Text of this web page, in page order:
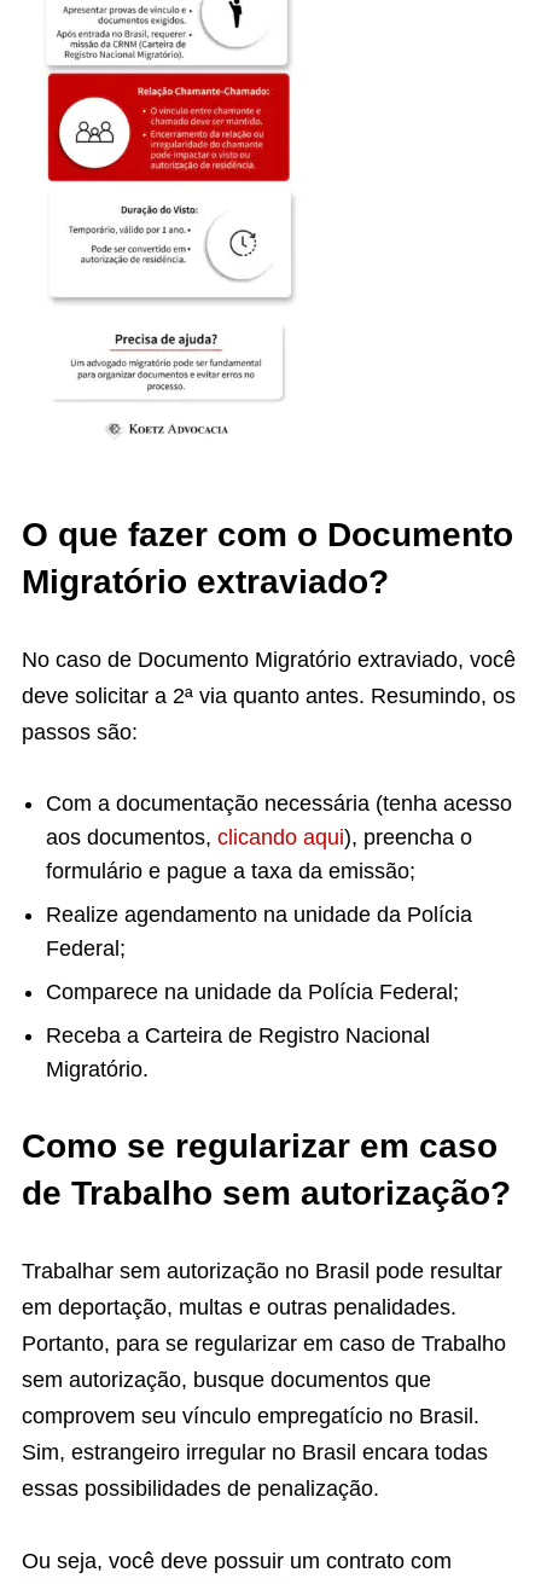
O que fazer com o Documento
Migratório extraviado?
No caso de Documento Migratório extraviado, você
deve solicitar a 2ª via quanto antes. Resumindo, os
passos são:
Com a documentação necessária (tenha acesso
aos documentos, clicando aqui), preencha o
formulário e pague a taxa da emissão;
Realize agendamento na unidade da Polícia
Federal;
Comparece na unidade da Polícia Federal;
Receba a Carteira de Registro Nacional
Migratório.
Como se regularizar em caso
de Trabalho sem autorização?
Trabalhar sem autorização no Brasil pode resultar
em deportação, multas e outras penalidades.
Portanto, para se regularizar em caso de Trabalho
sem autorização, busque documentos que
comprovem seu vínculo empregatício no Brasil.
Sim, estrangeiro irregular no Brasil encara todas
essas possibilidades de penalização.
Ou seja, você deve possuir um contrato com